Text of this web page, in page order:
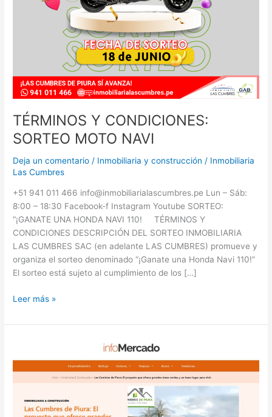
TÉRMINOS Y CONDICIONES:
SORTEO MOTO NAVI
Deja un comentario / Inmobiliaria y construcción / Inmobiliaria
Las Cumbres
+51 941 011 466 info@inmobiliarialascumbres.pe Lun – Sáb:
8:00 – 18:30 Facebook-f Instagram Youtube SORTEO:
“¡GANATE UNA HONDA NAVI 110! TÉRMINOS Y
CONDICIONES DESCRIPCIÓN DEL SORTEO INMOBILIARIA
LAS CUMBRES SAC (en adelante LAS CUMBRES) promueve y
organiza el sorteo denominado “¡Ganate una Honda Navi 110!”
El sorteo está sujeto al cumplimiento de los […]
Leer más »
DE
PIURA
presente